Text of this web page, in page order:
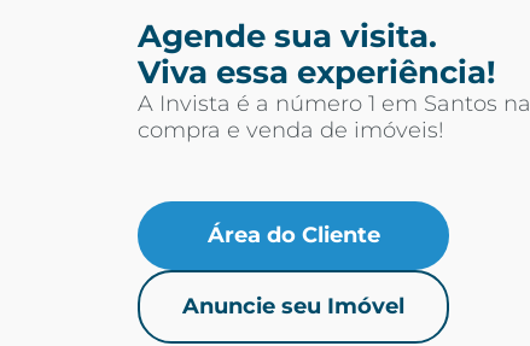
Agende sua visita.
Viva essa experiência!
A Invista é a número 1 em Santos na
compra e venda de imóveis!
Área do Cliente
Anuncie seu Imóvel